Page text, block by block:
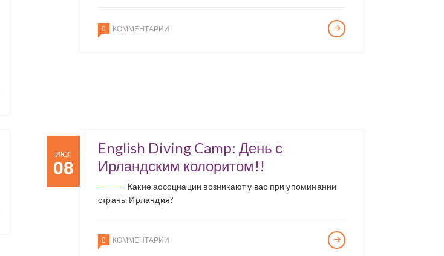
0 КОММЕНТАРИИ
ИЮЛ
08
English Diving Camp: День с
Ирландским колоритом!!
Какие ассоциации возникают у вас при упоминании
страны Ирландия?
0 КОММЕНТАРИИ